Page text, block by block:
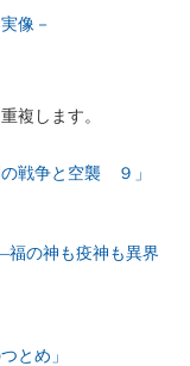
像－
複します。
戦争と空襲 ９」
の神も疫神も異界
とめ」